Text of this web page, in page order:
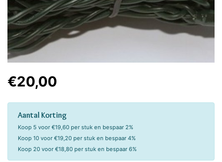
€20,00
Aantal Korting
Koop 5 voor €19,60 per stuk en bespaar 2%
Koop 10 voor €19,20 per stuk en bespaar 4%
Koop 20 voor €18,80 per stuk en bespaar 6%